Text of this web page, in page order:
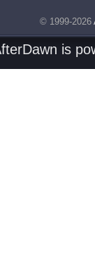
© 1999-2026
is